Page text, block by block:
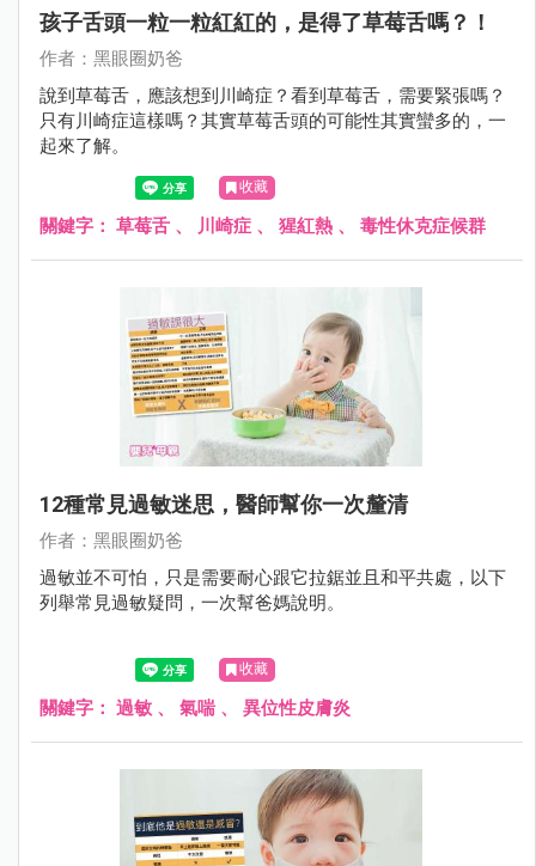
孩子舌頭一粒一粒紅紅的，是得了草莓舌嗎？！
作者：黑眼圈奶爸
說到草莓舌，應該想到川崎症？看到草莓舌，需要緊張嗎？
只有川崎症這樣嗎？其實草莓舌頭的可能性其實蠻多的，一
起來了解。
收藏
關鍵字： 草莓舌 、 川崎症 、 猩紅熱 、 毒性休克症候群
12種常見過敏迷思，醫師幫你一次釐清
作者：黑眼圈奶爸
過敏並不可怕，只是需要耐心跟它拉鋸並且和平共處，以下
列舉常見過敏疑問，一次幫爸媽說明。
收藏
關鍵字： 過敏 、 氣喘、 異位性皮膚炎